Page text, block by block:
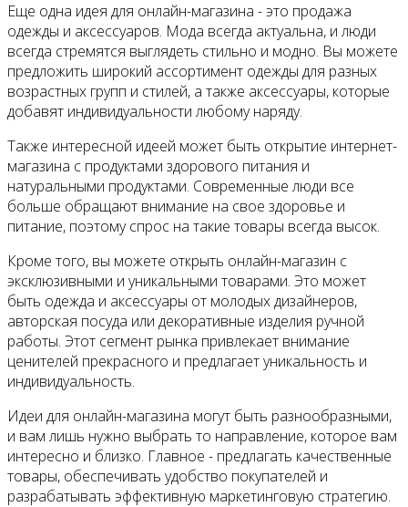
Еще одна идея для онлайн-магазина - это продажа
одежды и аксессуаров. Мода всегда актуальна, и люди
всегда стремятся выглядеть стильно и модно. Вы можете
предложить широкий ассортимент одежды для разных
возрастных групп и стилей, а также аксессуары, которые
добавят индивидуальности любому наряду.
Также интересной идеей может быть открытие интернет-
магазина с продуктами здорового питания и
натуральными продуктами. Современные люди все
больше обращают внимание на свое здоровье и
питание, поэтому спрос на такие товары всегда высок.
Кроме того, вы можете открыть онлайн-магазин с
эксклюзивными и уникальными товарами. Это может
быть одежда и аксессуары от молодых дизайнеров,
авторская посуда или декоративные изделия ручной
работы. Этот сегмент рынка привлекает внимание
ценителей прекрасного и предлагает уникальность и
индивидуальность.
Идеи для онлайн-магазина могут быть разнообразными,
и вам лишь нужно выбрать то направление, которое вам
интересно и близко. Главное - предлагать качественные
товары, обеспечивать удобство покупателей и
разрабатывать эффективную маркетинговую стратегию.